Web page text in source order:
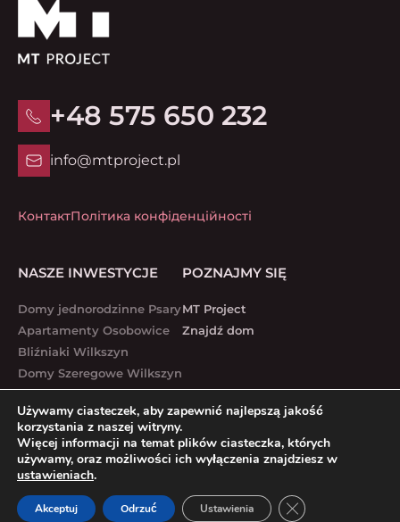
+48 575 650 232
info@mtproject.pl
КонтактПолітика конфіденційності
NASZE INWESTYCJE
Domy jednorodzinne Psary
Apartamenty Osobowice
Bliźniaki Wilkszyn
Domy Szeregowe Wilkszyn
Lubawska 1 – 7
Białostocka 51-53
Lubawska 25-27
Lubawska 17 – 19
POZNAJMY SIĘ
MT Project
Znajdź dom
MT Project © 2025.
Używamy ciasteczek, aby zapewnić najlepszą jakość
korzystania z naszej witryny.
Więcej informacji na temat plików ciasteczka, których
używamy, oraz możliwości ich wyłączenia znajdziesz w
ustawieniach.
Akceptuj Odrzuć Ustawienia Zamknij panel